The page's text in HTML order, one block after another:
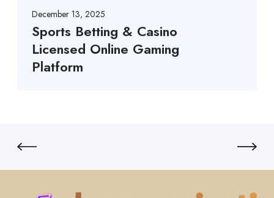
December 13, 2025
Sports Betting & Casino
Licensed Online Gaming
Platform